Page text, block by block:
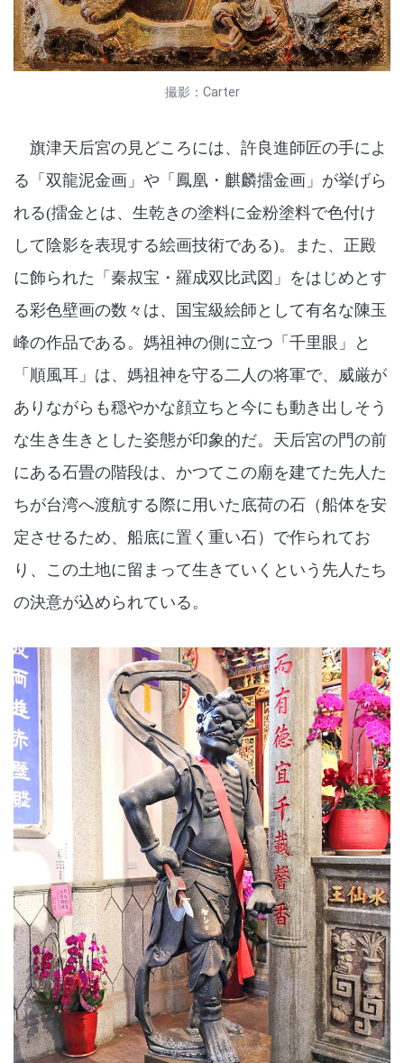
撮影：Carter
旗津天后宮の見どころには、許良進師匠の手によ
る「双龍泥金画」や「鳳凰・麒麟擂金画」が挙げら
れる(擂金とは、生乾きの塗料に金粉塗料で色付け
して陰影を表現する絵画技術である)。また、正殿
に飾られた「秦叔宝・羅成双比武図」をはじめとす
る彩色壁画の数々は、国宝級絵師として有名な陳玉
峰の作品である。媽祖神の側に立つ「千里眼」と
「順風耳」は、媽祖神を守る二人の将軍で、威厳が
ありながらも穏やかな顔立ちと今にも動き出しそう
な生き生きとした姿態が印象的だ。天后宮の門の前
にある石畳の階段は、かつてこの廟を建てた先人た
ちが台湾へ渡航する際に用いた底荷の石（船体を安
定させるため、船底に置く重い石）で作られてお
り、この土地に留まって生きていくという先人たち
の決意が込められている。